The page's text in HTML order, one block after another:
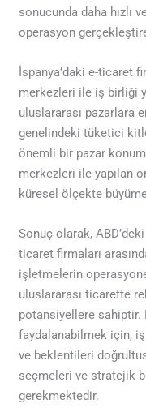
sonucunda daha hızlı
operasyon
İspanya’daki e-ticaret
merkezleri ile iş birliği
uluslararası pazarlara
genelindeki tüketici
önemli bir pazar
merkezleri ile yapılan
küresel ölçekte
Sonuç olarak,
ticaret firmaları
işletmelerin
uluslararası ticarette
potansiyellere sahiptir.
faydalanabilmek için,
ve beklentileri
seçmeleri ve stratejik
gerekmektedir.